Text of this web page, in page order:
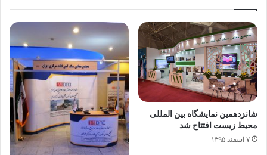
شانزدهمین نمایشگاه بین المللی
محیط زیست افتتاح شد
۷ اسفند ۱۳۹۵